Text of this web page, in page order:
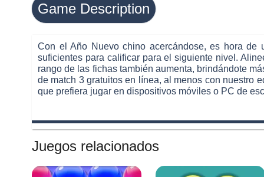
Game Description
Con el Año Nuevo chino acercándose, es hora de
suficientes para calificar para el siguiente nivel.
rango de las fichas también aumenta, brindándote
de match 3 gratuitos en línea, al menos con nuestro
que prefiera jugar en dispositivos móviles o PC de
Juegos relacionados